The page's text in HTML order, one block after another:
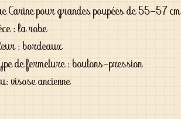
Carine pour grandes poupées de 55-57 cm
: la robe
: bordeaux
de fermeture : boutons-pression
visose ancienne